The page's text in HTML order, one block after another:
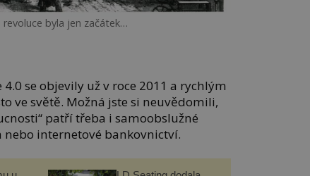
revoluce byla jen začátek…
se objevily už v roce 2011 a rychlým
ve světě. Možná jste si neuvědomili,
patří třeba i samoobslužné
internetové bankovnictví.